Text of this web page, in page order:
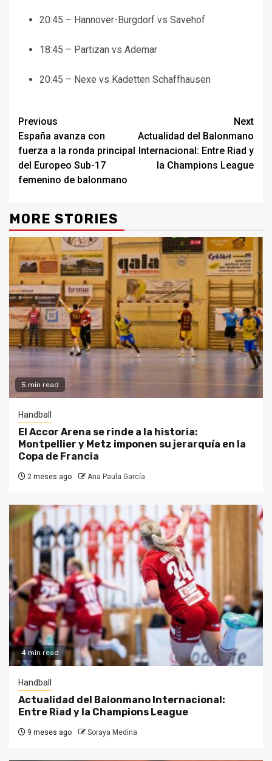
20:45 – Hannover-Burgdorf vs Savehof
18:45 – Partizan vs Ademar
20:45 – Nexe vs Kadetten Schaffhausen
Continue
Reading
Previous
España avanza con
fuerza a la ronda principal
del Europeo Sub-17
femenino de balonmano
Next
Actualidad del Balonmano
Internacional: Entre Riad y
la Champions League
MORE STORIES
5 min read
Handball
El Accor Arena se rinde a la historia:
Montpellier y Metz imponen su jerarquía en la
Copa de Francia
2 meses ago Ana Paula García
4 min read
Handball
Actualidad del Balonmano Internacional:
Entre Riad y la Champions League
9 meses ago Soraya Medina